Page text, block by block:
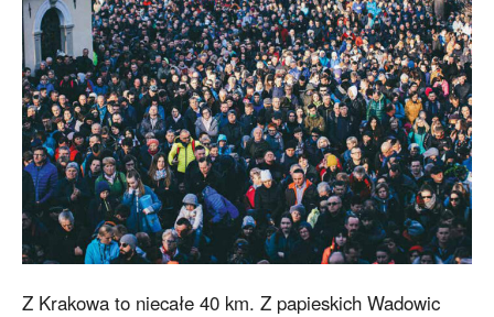
Z Krakowa to niecałe 40 km. Z papieskich Wadowic